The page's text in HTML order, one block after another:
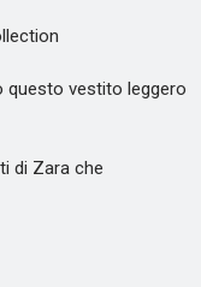
vestito leggero
di Zara che